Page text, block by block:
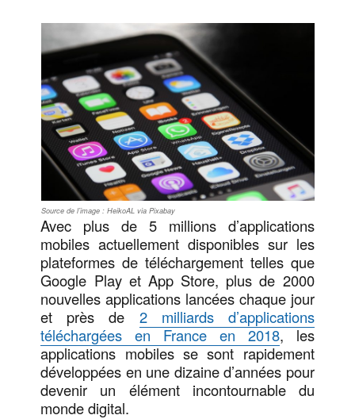
Source de l’image : HeikoAL via Pixabay
Avec plus de 5 millions d’applications
mobiles actuellement disponibles sur les
plateformes de téléchargement telles que
Google Play et App Store, plus de 2000
nouvelles applications lancées chaque jour
et près de 2 milliards d’applications
téléchargées en France en 2018, les
applications mobiles se sont rapidement
développées en une dizaine d’années pour
devenir un élément incontournable du
monde digital.